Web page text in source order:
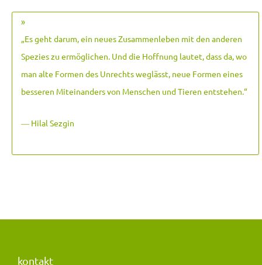
»
„Es geht darum, ein neues Zusammenleben mit den anderen
Spezies zu ermöglichen. Und die Hoffnung lautet, dass da, wo
man alte Formen des Unrechts weglässt, neue Formen eines
besseren Miteinanders von Menschen und Tieren entstehen.“
― Hilal Sezgin
kontakt